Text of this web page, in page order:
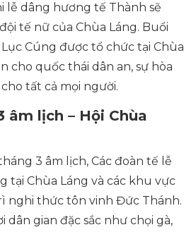
lễ dâng hương tế Thành sẽ
tế nữ của Chùa Láng. Buổi
Cúng được tổ chức tại Chùa
cho quốc thái dân an, sự hòa
tất cả mọi người.
âm lịch – Hội Chùa
3 âm lịch, Các đoàn tế lễ
tại Chùa Láng và các khu vực
nghi thức tôn vinh Đức Thánh.
dân gian đặc sắc như chọi gà,